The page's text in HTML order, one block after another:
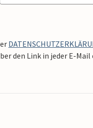
den Link in jeder E-